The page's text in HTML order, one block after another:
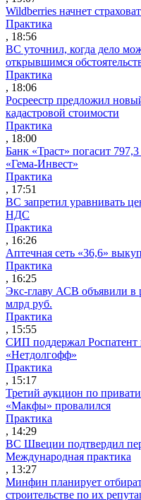
Wildberries начнет
Практика
, 18:56
ВС уточнил, когда дело
открывшимся
Практика
, 18:06
Росреестр предложил
кадастровой стоимости
Практика
, 18:00
Банк «Траст» погасит
«Гема-Инвест»
Практика
, 17:51
ВС запретил уравнивать
НДС
Практика
, 16:26
Аптечная сеть «36,6»
Практика
, 16:25
Экс-главу АСВ объявили в
млрд руб.
Практика
, 15:55
СИП поддержал Роспатент
«Нетдолгофф»
Практика
, 15:17
Третий аукцион по
«Макфы» провалился
Практика
, 14:29
ВС Швеции подтвердил
Международная практика
, 13:27
Минфин планирует
строительстве по их